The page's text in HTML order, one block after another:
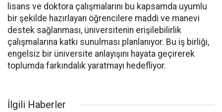
lisans ve doktora çalışmalarını bu kapsamda uyumlu
bir şekilde hazırlayan öğrencilere maddi ve manevi
destek sağlanması, üniversitenin erişilebilirlik
çalışmalarına katkı sunulması planlanıyor. Bu iş birliği,
engelsiz bir üniversite anlayışını hayata geçirerek
toplumda farkındalık yaratmayı hedefliyor.
İlgili Haberler